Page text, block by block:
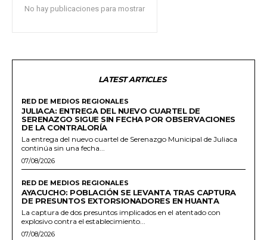
No hay publicaciones para mostrar
LATEST ARTICLES
RED DE MEDIOS REGIONALES
JULIACA: ENTREGA DEL NUEVO CUARTEL DE
SERENAZGO SIGUE SIN FECHA POR OBSERVACIONES
DE LA CONTRALORÍA
La entrega del nuevo cuartel de Serenazgo Municipal de Juliaca
continúa sin una fecha...
07/08/2026
RED DE MEDIOS REGIONALES
AYACUCHO: POBLACIÓN SE LEVANTA TRAS CAPTURA
DE PRESUNTOS EXTORSIONADORES EN HUANTA
La captura de dos presuntos implicados en el atentado con
explosivo contra el establecimiento...
07/08/2026